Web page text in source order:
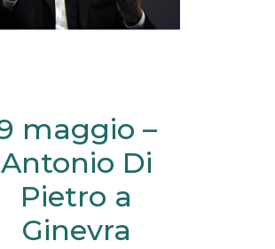
maggio –
Antonio Di
Pietro a
Ginevra